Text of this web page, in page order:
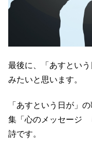
最後に、「あすとい
みたいと思います。
「あすという日が」
集「心のメッセージ
詩です。